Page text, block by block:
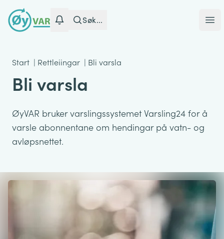
Søk...
Start | Rettleiingar | Bli varsla
Bli varsla
ØyVAR bruker varslingssystemet Varsling24 for å
varsle abonnentane om hendingar på vatn- og
avløpsnettet.